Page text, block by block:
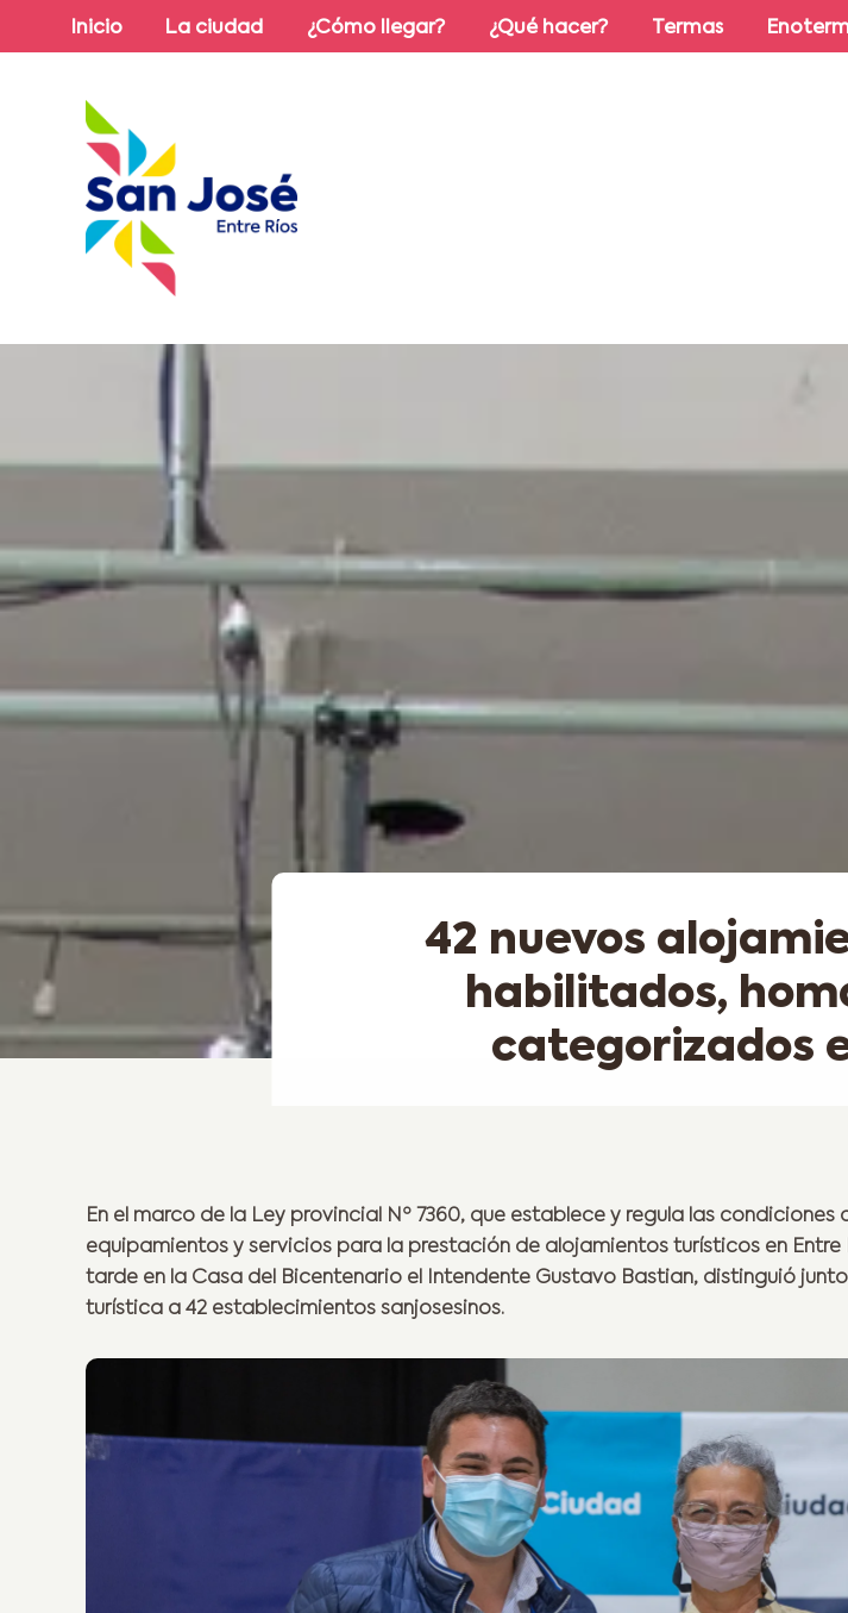
Inicio La ciudad ¿Cómo llegar? ¿Qué hacer? Termas
42 nuevos
habilitados,
categorizados
En el marco de la Ley provincial Nº 7360, que establece y regula las condiciones
equipamientos y servicios para la prestación de alojamientos turísticos en Entre
tarde en la Casa del Bicentenario el Intendente Gustavo Bastian, distinguió
turística a 42 establecimientos sanjosesinos.